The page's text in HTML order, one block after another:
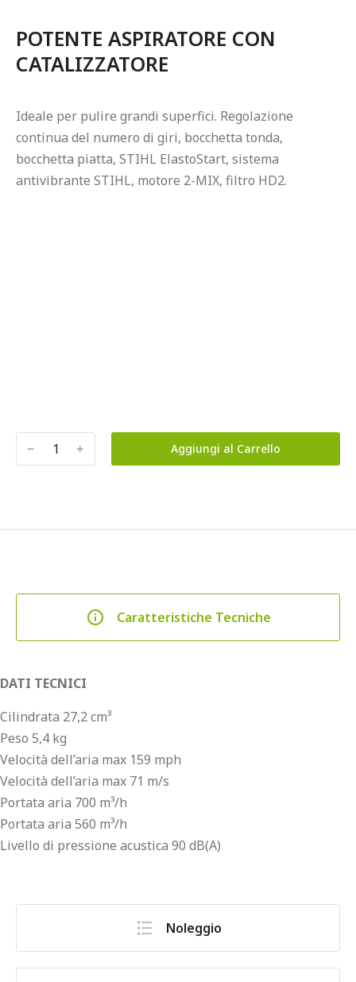
POTENTE ASPIRATORE CON
CATALIZZATORE
Ideale per pulire grandi superfici. Regolazione
continua del numero di giri, bocchetta tonda,
bocchetta piatta, STIHL ElastoStart, sistema
antivibrante STIHL, motore 2-MIX, filtro HD2.
﹣ ﹢ Aggiungi al Carrello
Caratteristiche Tecniche
DATI TECNICI
Cilindrata 27,2 cm³
Peso 5,4 kg
Velocità dell’aria max 159 mph
Velocità dell’aria max 71 m/s
Portata aria 700 m³/h
Portata aria 560 m³/h
Livello di pressione acustica 90 dB(A)
Noleggio